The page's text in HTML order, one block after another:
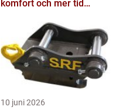
komfort och mer tid
10 juni 2026